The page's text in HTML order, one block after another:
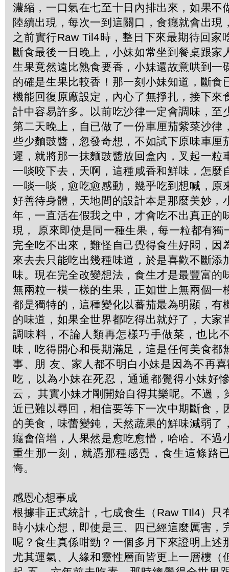
濃縮，一口氣在七至十日內排出來，如果不
陸續出現，每次一到這關口，食癮就會出現
之前實行Raw Til4時，整日下來最期待回家
斷食最後一日晚上，小妹如常坐到餐桌跟家
生果竟然遠比熟食要香，小妹還故意哄到一
的確是生果比較香！那一刻小妹知道，斷食
機能回復原廠設定，內心了無掙扎，接下來
計中容易許多。以前吃沙律一定會調味，至
第二天晚上，自已做了一份車厘茄紫菜沙律
些少麵豉醬，忽發奇想，不如試下原味車厘
遲，就將那一抹麵豉醬放回盒內，叉起一粒
一啖咬下去，天啊，這種咸香和鮮味，怎麼
一啖一啖，愈吃愈感動，幾乎吃到想喊，原
好善待身體，天地間的設計本是那麼美妙，
年，一直活在假我之中，才會吃不出真正的
現， 原來即使是同一種生果，每一粒都有獨
完全吃不出來，難怪自己覺得食生好悶，因
來去去只能吃出幾種味道，於是喜歡不斷添
味。現在完全改變想法，食生才是最豐富的
無兩粒一模一樣的生果，正如世上無兩個一
都是獨特的，這種變化以蕃茄最為明顯，有
的味道，如果全世界都吃得出就好了，大家
調味料，不論人類再怎樣巧手做菜，也比
味，吃得開心和長期滿足，這是任何美食都
事、朋 友、家人都不明白小妹是因為不再
吃，以為小妹在死忍，通通都覺得小妹好
云， 其實小妹才剛開始自得其樂呢。不過，
近已難以尋回，相信要等下一次中期斷食，
的美食，味蕾變鈍，天然蔬果的鮮味減弱了
癮會倍增，人果然是愈吃愈懵，哈哈。不過
重生那一刻，就憑那種感覺，食生這條路
悔。
感恩心想事成
根據非正式統計，七成食生（Raw TIl4）只
時小妹心想，即使是三、四已經這麼厲害，
呢？食生真係咁勁？一個多月下來證明上述
尤其運氣、人緣和靈性層面皆更上一層樓（